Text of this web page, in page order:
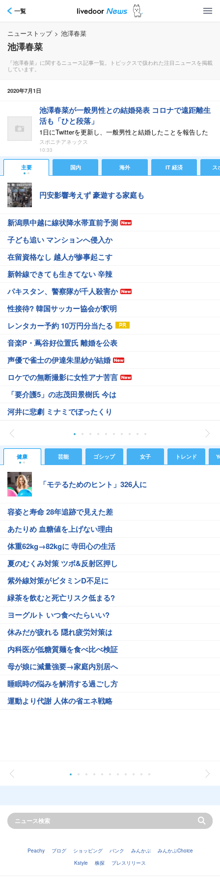
一覧
ニューストップ > 池澤春菜
池澤春菜
『池澤春菜』に関するニュース記事一覧。トピックスで扱われた注目ニュースを掲載
しています。
2020年7月1日
池澤春菜が一般男性との結婚発表 コロナで遠距離生
活も「ひと段落」
1日にTwitterを更新し、一般男性と結婚したことを報告した
スポニチアネックス
10:33
主要 国内 海外 IT 経済 ス
円安影響考えず 豪遊する家庭も
新潟県中越に線状降水帯直前予測
子ども追い マンションへ侵入か
在留資格なし 越人が惨事起こす
新幹線できても生きてない 辛辣
パキスタン、警察隊が千人殺害か
性接待? 韓国サッカー協会が釈明
レンタカー予約 10万円分当たる
音楽P・蔦谷好位置氏 離婚を公表
声優で雀士の伊達朱里紗が結婚
ロケでの無断撮影に女性アナ苦言
「要介護5」の志茂田景樹氏 今は
河井に悲劇 ミナミでぼったくり
健康 芸能 ゴシップ 女子 トレンド
「モテるためのヒント」326人に
容姿と寿命 28年追跡で見えた差
あたりめ 血糖値を上げない理由
体重62kg→82kgに 寺田心の生活
夏のむくみ対策 ツボ&反射区押し
紫外線対策がビタミンD不足に
緑茶を飲むと死亡リスク低まる?
ヨーグルト いつ食べたらいい?
休みだが疲れる 隠れ疲労対策は
内科医が低糖質麺を食べ比べ検証
母が娘に減量強要→家庭内別居へ
睡眠時の悩みを解消する過ごし方
運動より代謝 人体の省エネ戦略
Peachy ブログ ショッピング バンク みんかぶ
みんかぶChoice
Kstyle
株探 プレスリリース